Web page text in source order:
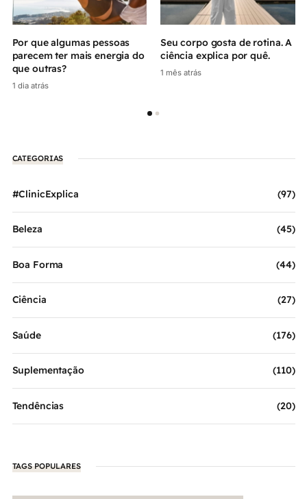
Por que algumas pessoas
parecem ter mais energia do
que outras?
1 dia atrás
Seu corpo gosta de rotina. A
ciência explica por quê.
1 mês atrás
CATEGORIAS
#ClinicExplica (97)
Beleza (45)
Boa Forma (44)
Ciência (27)
Saúde (176)
Suplementação (110)
Tendências (20)
TAGS POPULARES